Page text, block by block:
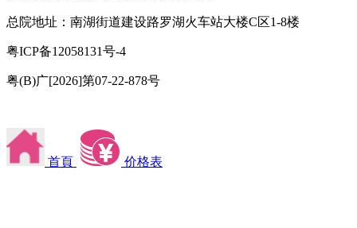
总院地址：南湖街道建设路罗湖火车站大楼C区1-8楼
粤ICP备12058131号-4
粤(B)广[2026]第07-22-878号
首頁 价格表